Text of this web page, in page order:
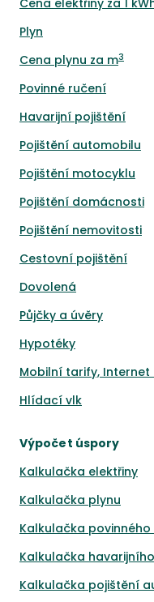
Cena elektřiny za 1
Plyn
Cena plynu za m3
Povinné ručení
Havarijní pojištění
Pojištění automobilu
Pojištění motocyklu
Pojištění domácnosti
Pojištění nemovitosti
Cestovní pojištění
Dovolená
Půjčky a úvěry
Hypotéky
Mobilní tarify, Internet
Hlídací vlk
Výpočet úspory
Kalkulačka elektřiny
Kalkulačka plynu
Kalkulačka
Kalkulačka
Kalkulačka pojištění